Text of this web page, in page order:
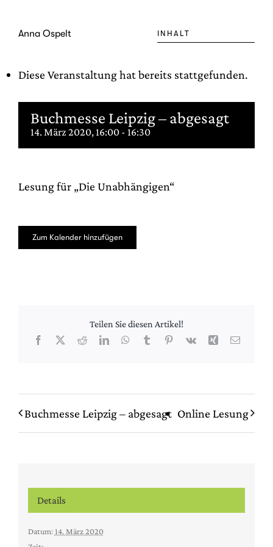
springen
Anna Ospelt INHALT
Diese Veranstaltung hat bereits stattgefunden.
Buchmesse Leipzig – abgesagt
14. März 2020, 16:00 - 16:30
Lesung für „Die Unabhängigen“
Zum Kalender hinzufügen
Teilen Sie diesen Artikel!
Facebook
X RedditLinkedInWhatsApp
TumblrPinterest
Vk Xing E-
Buchmesse Leipzig – abgesagt Online Lesung
Details
Datum: 14. März 2020